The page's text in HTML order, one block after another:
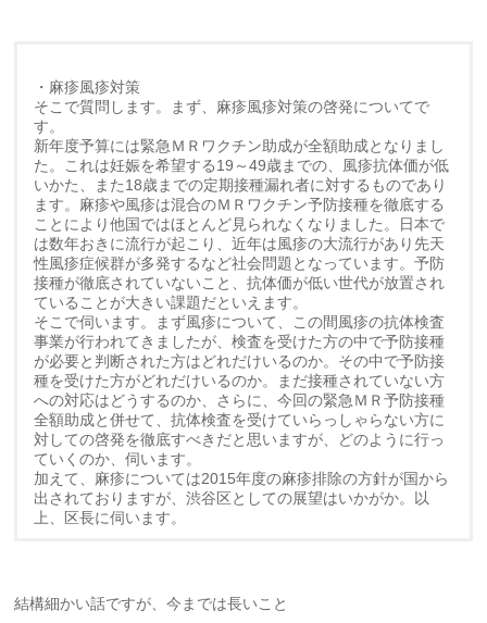
・麻疹風疹対策
そこで質問します。まず、麻疹風疹対策の啓発についてで
す。
新年度予算には緊急ＭＲワクチン助成が全額助成となりまし
た。これは妊娠を希望する19～49歳までの、風疹抗体価が低
いかた、また18歳までの定期接種漏れ者に対するものであり
ます。麻疹や風疹は混合のＭＲワクチン予防接種を徹底する
ことにより他国ではほとんど見られなくなりました。日本で
は数年おきに流行が起こり、近年は風疹の大流行があり先天
性風疹症候群が多発するなど社会問題となっています。予防
接種が徹底されていないこと、抗体価が低い世代が放置され
ていることが大きい課題だといえます。
そこで伺います。まず風疹について、この間風疹の抗体検査
事業が行われてきましたが、検査を受けた方の中で予防接種
が必要と判断された方はどれだけいるのか。その中で予防接
種を受けた方がどれだけいるのか。まだ接種されていない方
への対応はどうするのか、さらに、今回の緊急ＭＲ予防接種
全額助成と併せて、抗体検査を受けていらっしゃらない方に
対しての啓発を徹底すべきだと思いますが、どのように行っ
ていくのか、伺います。
加えて、麻疹については2015年度の麻疹排除の方針が国から
出されておりますが、渋谷区としての展望はいかがか。以
上、区長に伺います。
結構細かい話ですが、今までは長いこと